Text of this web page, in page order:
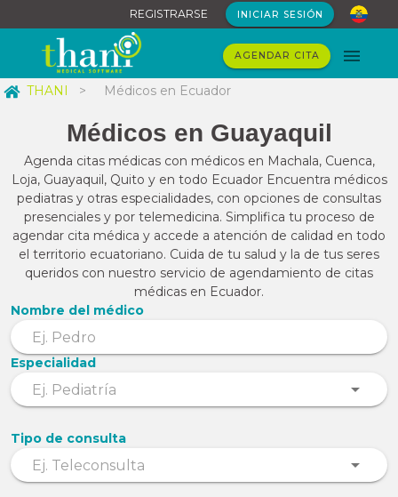
REGISTRARSE INICIAR SESIÓN
AGENDAR CITA
THANI > Médicos en Ecuador
Médicos en Guayaquil
Agenda citas médicas con médicos en Machala, Cuenca,
Loja, Guayaquil, Quito y en todo Ecuador Encuentra médicos
pediatras y otras especialidades, con opciones de consultas
presenciales y por telemedicina. Simplifica tu proceso de
agendar cita médica y accede a atención de calidad en todo
el territorio ecuatoriano. Cuida de tu salud y la de tus seres
queridos con nuestro servicio de agendamiento de citas
médicas en Ecuador.
Nombre del médico
Especialidad
Tipo de consulta